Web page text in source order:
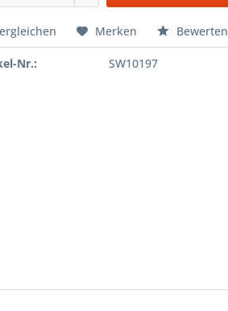
Merken Bewerten
Nr.: SW10197